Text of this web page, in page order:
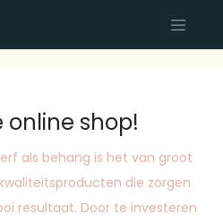
online shop!
als behang is het van groot
die zorgen
resultaat. Door te investeren